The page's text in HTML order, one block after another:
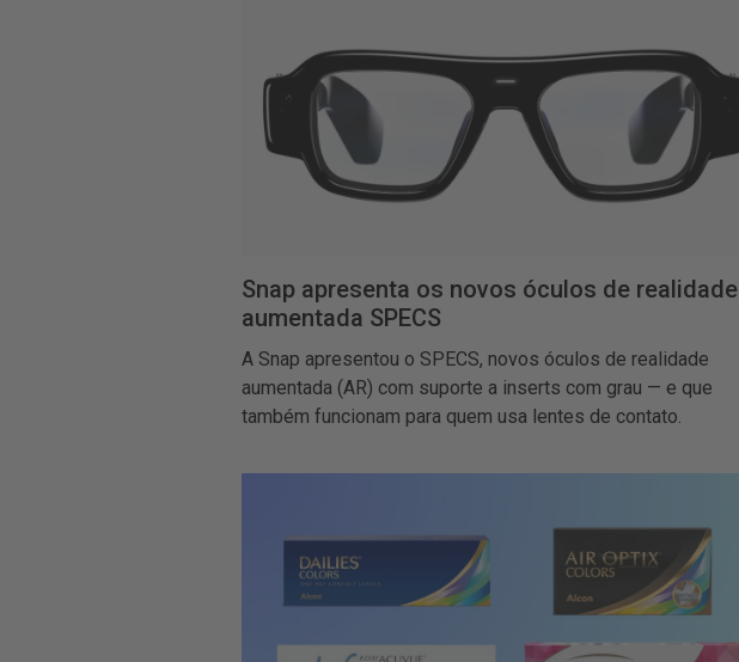
Snap apresenta os novos óculos de realidade
aumentada SPECS
A Snap apresentou o SPECS, novos óculos de realidade
aumentada (AR) com suporte a inserts com grau — e que
também funcionam para quem usa lentes de contato.